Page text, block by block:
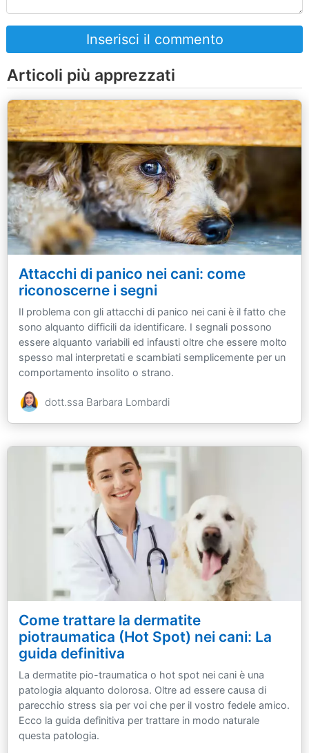
Inserisci il commento
Articoli più apprezzati
Attacchi di panico nei cani: come
riconoscerne i segni
Il problema con gli attacchi di panico nei cani è il fatto che
sono alquanto difficili da identificare. I segnali possono
essere alquanto variabili ed infausti oltre che essere molto
spesso mal interpretati e scambiati semplicemente per un
comportamento insolito o strano.
dott.ssa Barbara Lombardi
Come trattare la dermatite
piotraumatica (Hot Spot) nei cani: La
guida definitiva
La dermatite pio-traumatica o hot spot nei cani è una
patologia alquanto dolorosa. Oltre ad essere causa di
parecchio stress sia per voi che per il vostro fedele amico.
Ecco la guida definitiva per trattare in modo naturale
questa patologia.